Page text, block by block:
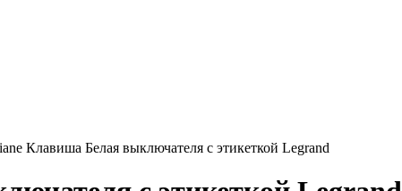
Клавиша Белая выключателя с этикеткой Legrand